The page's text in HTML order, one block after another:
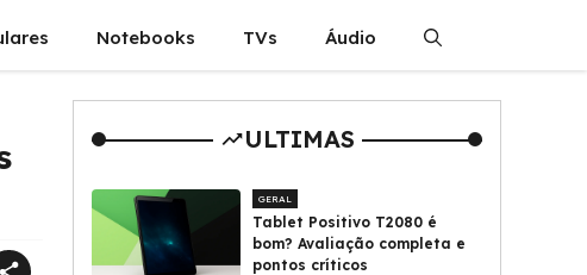
Notebooks TVs Áudio
ULTIMAS
GERAL
Tablet Positivo T2080 é
bom? Avaliação completa e
pontos críticos